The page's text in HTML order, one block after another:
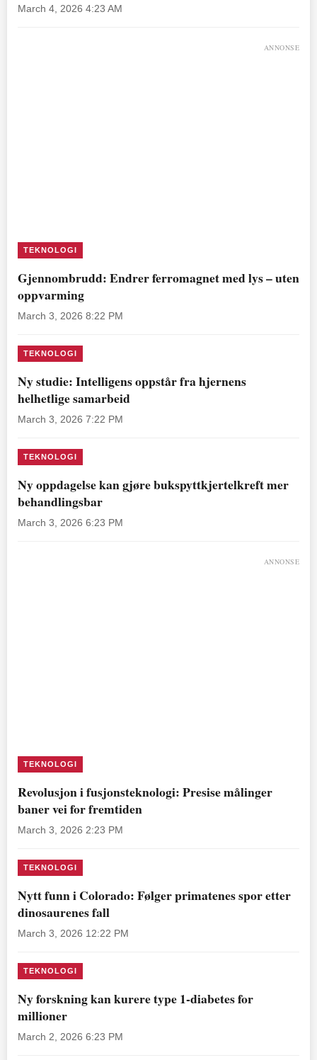
March 4, 2026 4:23 AM
ANNONSE
TEKNOLOGI
Gjennombrudd: Endrer ferromagnet med lys – uten
oppvarming
March 3, 2026 8:22 PM
TEKNOLOGI
Ny studie: Intelligens oppstår fra hjernens
helhetlige samarbeid
March 3, 2026 7:22 PM
TEKNOLOGI
Ny oppdagelse kan gjøre bukspyttkjertelkreft mer
behandlingsbar
March 3, 2026 6:23 PM
ANNONSE
TEKNOLOGI
Revolusjon i fusjonsteknologi: Presise målinger
baner vei for fremtiden
March 3, 2026 2:23 PM
TEKNOLOGI
Nytt funn i Colorado: Følger primatenes spor etter
dinosaurenes fall
March 3, 2026 12:22 PM
TEKNOLOGI
Ny forskning kan kurere type 1-diabetes for
millioner
March 2, 2026 6:23 PM